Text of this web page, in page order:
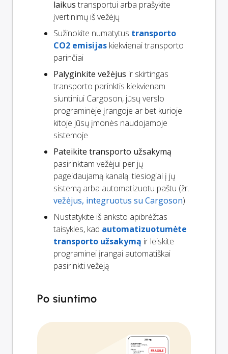
laikus transportui arba prašykite
įvertinimų iš vežėjų
Sužinokite numatytus transporto
CO2 emisijas kiekvienai transporto
parinčiai
Palyginkite vežėjus ir skirtingas
transporto parinktis kiekvienam
siuntiniui Cargoson, jūsų verslo
programinėje įrangoje ar bet kurioje
kitoje jūsų įmonės naudojamoje
sistemoje
Pateikite transporto užsakymą
pasirinktam vežėjui per jų
pageidaujamą kanalą: tiesiogiai į jų
sistemą arba automatizuotu paštu (žr.
vežėjus, integruotus su Cargoson)
Nustatykite iš anksto apibrėžtas
taisykles, kad automatizuotumėte
transporto užsakymą ir leiskite
programinei įrangai automatiškai
pasirinkti vežėją
Po siuntimo